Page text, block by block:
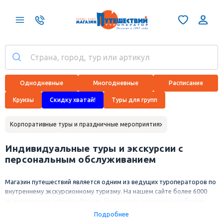
Однодневные Многодневные Расписание
Круизы Скидку хватай! Туры для групп
Корпоративные туры и праздничные мероприятия
Индивидуальные туры и экскурсии с
персональным обслуживанием
Магазин путешествий является одним из ведущих туроператоров по
внутреннему экскурсионному туризму. На нашем сайте более 6000
экскурсионных туров по России, ближнему и дальнему зарубежью.
Большинство программ проходят в сборном формате — любой
желающий может присоединиться к группе, в которой, как правило,
Подробнее